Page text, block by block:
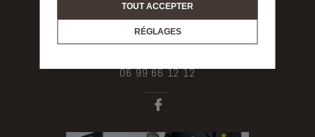
OCCITANIE - PACA
06 99 66 12 12
TOUT ACCEPTER
RÉGLAGES